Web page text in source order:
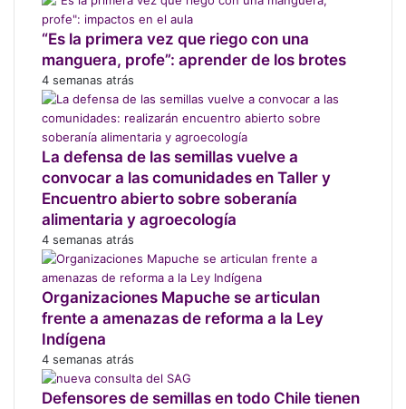
r
o
d
u
c
c
i
ó
n
d
e
h
u
e
o
s
l
s
i
s
t
e
m
a
n
m
u
n
e
d
e
p
r
o
v
e
e
o
r
d
e
C
e
n
c
o
s
u
d
o
r
s
e
g
u
n
d
v
e
z
p
r
e
s
e
n
c
i
a
“Es la primera vez que riego con una
manguera, profe”: aprender de los brotes
4 semanas atrás
La defensa de las semillas vuelve a
convocar a las comunidades en Taller y
Encuentro abierto sobre soberanía
alimentaria y agroecología
4 semanas atrás
Organizaciones Mapuche se articulan
frente a amenazas de reforma a la Ley
Indígena
4 semanas atrás
Defensores de semillas en todo Chile tienen